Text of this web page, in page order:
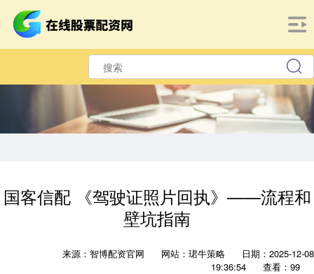
国客信配 《驾驶证照片回执》——流程和
壁坑指南
来源：智博配资官网 网站：珺牛策略
日期：2025-12-08
19:36:54
查看：99